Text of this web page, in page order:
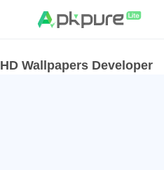
HD Wallpapers Developer